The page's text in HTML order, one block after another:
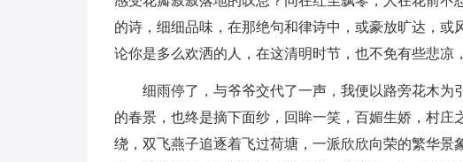
的诗，细细品味，在那绝句和律诗中，或豪放旷达，
论你是多么欢洒的人，在这清明时节，也不免有些悲凉
细雨停了，与爷爷交代了一声，我便以路旁花木为
的春景，也终是摘下面纱，回眸一笑，百媚生娇，村
绕，双飞燕子追逐着飞过荷塘，一派欣欣向荣的繁华